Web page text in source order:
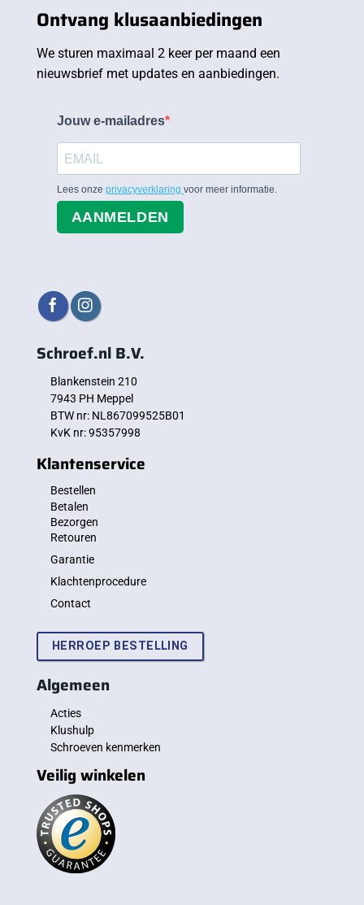
Ontvang klusaanbiedingen
We sturen maximaal 2 keer per maand een
nieuwsbrief met updates en aanbiedingen.
Jouw e-mailadres
Lees onze privacyverklaring voor meer informatie.
AANMELDEN
Schroef.nl B.V.
Blankenstein 210
7943 PH Meppel
BTW nr: NL867099525B01
KvK nr: 95357998
Klantenservice
Bestellen
Betalen
Bezorgen
Retouren
Garantie
Klachtenprocedure
Contact
HERROEP BESTELLING
Algemeen
Acties
Klushulp
Schroeven kenmerken
Veilig winkelen